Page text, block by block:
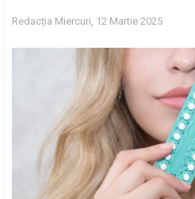
Redacția Miercuri, 12 Martie 2025